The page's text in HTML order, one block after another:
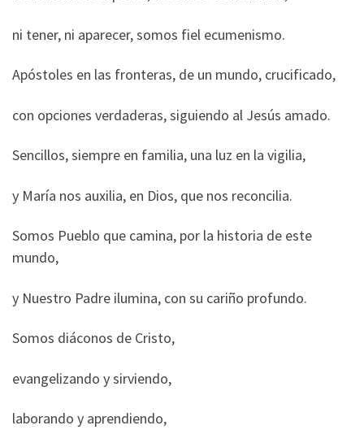
ni tener, ni aparecer, somos fiel ecumenismo.
Apóstoles en las fronteras, de un mundo, crucificado,
con opciones verdaderas, siguiendo al Jesús amado.
Sencillos, siempre en familia, una luz en la vigilia,
y María nos auxilia, en Dios, que nos reconcilia.
Somos Pueblo que camina, por la historia de este
mundo,
y Nuestro Padre ilumina, con su cariño profundo.
Somos diáconos de Cristo,
evangelizando y sirviendo,
laborando y aprendiendo,